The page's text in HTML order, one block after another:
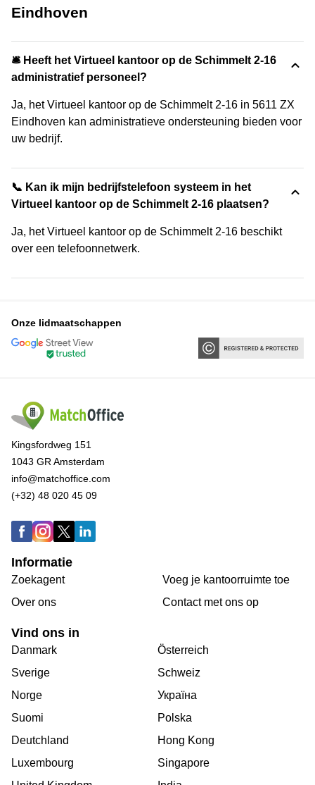
Eindhoven
🛎 Heeft het Virtueel kantoor op de Schimmelt 2-16
administratief personeel?
Ja, het Virtueel kantoor op de Schimmelt 2-16 in 5611 ZX
Eindhoven kan administratieve ondersteuning bieden voor
uw bedrijf.
📞 Kan ik mijn bedrijfstelefoon systeem in het
Virtueel kantoor op de Schimmelt 2-16 plaatsen?
Ja, het Virtueel kantoor op de Schimmelt 2-16 beschikt
over een telefoonnetwerk.
Onze lidmaatschappen
Kingsfordweg 151
1043 GR Amsterdam
info@matchoffice.com
(+32) 48 020 45 09
Informatie
Zoekagent
Over ons
Voeg je kantoorruimte toe
Сontact met ons op
Vind ons in
Danmark
Sverige
Norge
Suomi
Deutchland
Luxembourg
Österreich
Schweiz
Україна
Polska
Hong Kong
Singapore